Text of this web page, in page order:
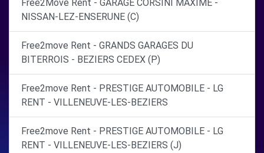
Free2Move Rent - GARAGE CORSINI MAXIME -
NISSAN-LEZ-ENSERUNE (C)
Free2move Rent - GRANDS GARAGES DU
BITERROIS - BEZIERS CEDEX (P)
Free2move Rent - PRESTIGE AUTOMOBILE - LG
RENT - VILLENEUVE-LES-BEZIERS
Free2move Rent - PRESTIGE AUTOMOBILE - LG
RENT - VILLENEUVE-LES-BEZIERS (J)